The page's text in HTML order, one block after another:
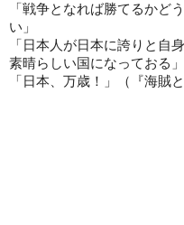
「戦争となれば勝てるかど
い」
「日本人が日本に誇りと自
素晴らしい国になっておる」
「日本、万歳！」（『海賊